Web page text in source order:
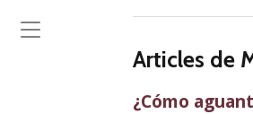
Articles de
¿Cómo